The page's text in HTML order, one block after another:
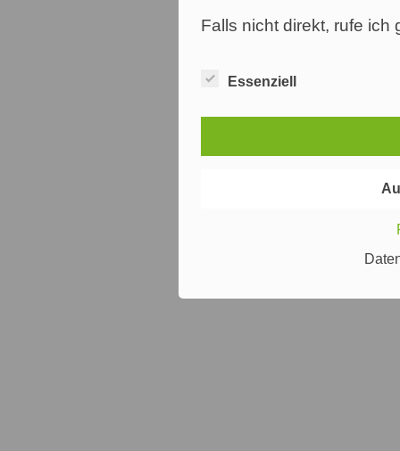
Falls nicht direkt, rufe ich
Essenziell